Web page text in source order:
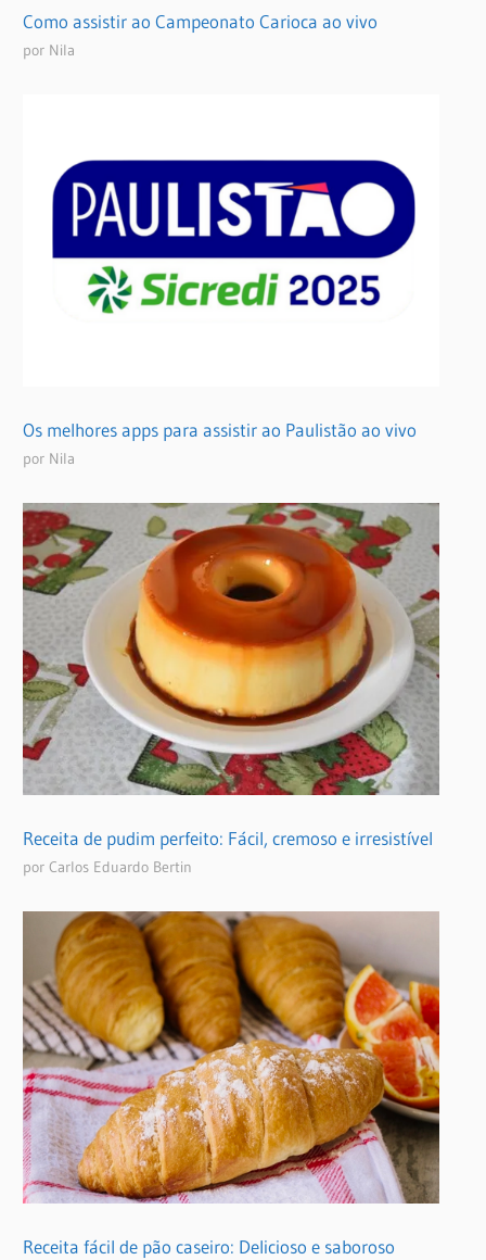
Como assistir ao Campeonato Carioca ao vivo
por Nila
Os melhores apps para assistir ao Paulistão ao vivo
por Nila
Receita de pudim perfeito: Fácil, cremoso e irresistível
por Carlos Eduardo Bertin
Receita fácil de pão caseiro: Delicioso e saboroso